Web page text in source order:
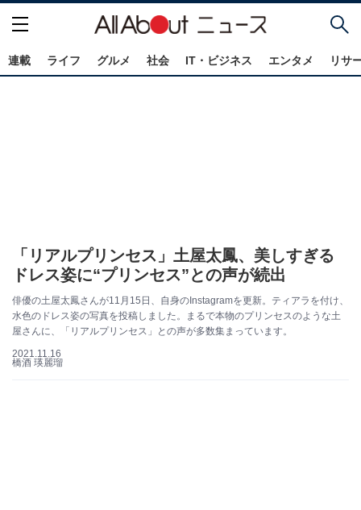
連載 ライフ グルメ 社会 IT・ビジネス エンタメ リサ
「リアルプリンセス」土屋太鳳、美しすぎる
ドレス姿に“プリンセス”との声が続出
俳優の土屋太鳳さんが11月15日、自身のInstagramを更新。ティアラを付け、
水色のドレス姿の写真を投稿しました。まるで本物のプリンセスのような土
屋さんに、「リアルプリンセス」との声が多数集まっています。
2021.11.16
橋酒 瑛麗瑠